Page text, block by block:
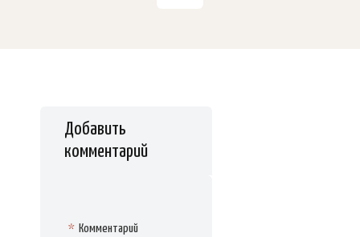
Добавить
комментарий
Комментарий
*